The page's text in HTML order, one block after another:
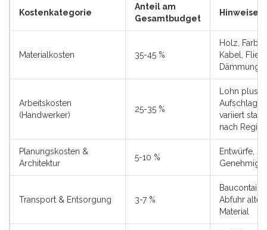
Kostenkategorie
Anteil am
Gesamtbudget
Hinweise
Materialkosten 35-45 %
Holz, Farbe,
Kabel,
Dämmung
Arbeitskosten
(Handwerker)
25-35 %
Lohn plus
Aufschlag;
variiert stark
nach Region
Planungskosten &
Architektur
5-10 %
Entwürfe,
Transport & Entsorgung 3-7 %
Abfuhr altes
Material